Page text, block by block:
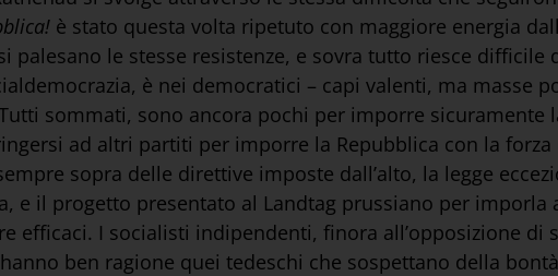
è stato questa volta ripetuto con maggiore energia
palesano le stesse resistenze, e sovra tutto riesce difficile
è nei democratici – capi valenti, ma masse
sommati, sono ancora pochi per imporre sicuramente
ad altri partiti per imporre la Repubblica con la
sopra delle direttive imposte dall’alto, la legge
e il progetto presentato al Landtag prussiano per imporla
efficaci. I socialisti indipendenti, finora all’opposizione
ben ragione quei tedeschi che sospettano della